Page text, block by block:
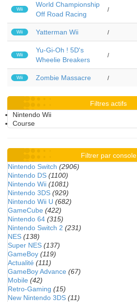
Wii
World Championship
Off Road Racing
/
Wii Yatterman Wii /
Wii
Yu-Gi-Oh ! 5D's
Wheelie Breakers
/
Wii Zombie Massacre /
Filtres actifs
Nintendo Wii
Course
Filtrer par console
Nintendo Switch (2906)
Nintendo DS (1100)
Nintendo Wii (1081)
Nintendo 3DS (929)
Nintendo Wii U (682)
GameCube (422)
Nintendo 64 (315)
Nintendo Switch 2 (231)
NES (138)
Super NES (137)
GameBoy (119)
Actualité (111)
GameBoy Advance (67)
Mobile (42)
Retro-Gaming (15)
New Nintendo 3DS (11)